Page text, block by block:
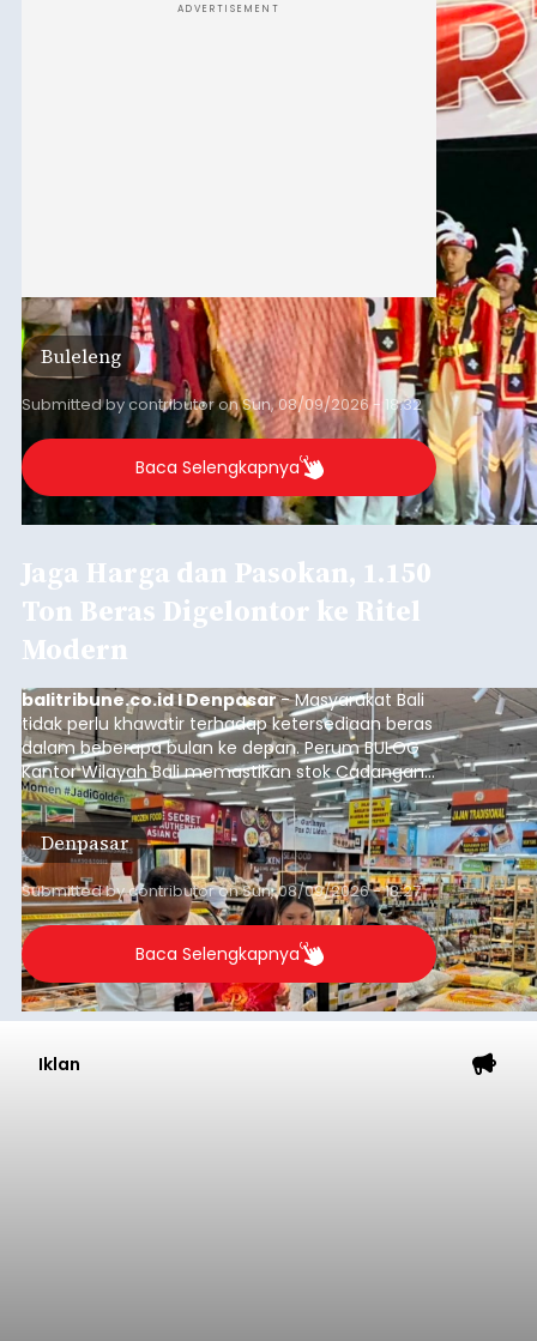
ADVERTISEMENT
Buleleng
Submitted bycontributoronSun, 08/09/2026 - 18:32
Baca Selengkapnya
Jaga Harga dan Pasokan, 1.150
Ton Beras Digelontor ke Ritel
Modern
balitribune.co.id I Denpasar- Masyarakat Bali
tidak perlu khawatir terhadap ketersediaan beras
dalam beberapa bulan ke depan. Perum BULOG
Kantor Wilayah Bali memastikan stok Cadangan
Beras Pemerintah (CBP) masih dalam kondisi
aman, bahkan diproyeksikan mampu memenuhi
kebutuhan masyarakat hingga sekitar 10 bulan.
Denpasar
Submitted bycontributoronSun, 08/09/2026 - 18:27
Baca Selengkapnya
Iklan